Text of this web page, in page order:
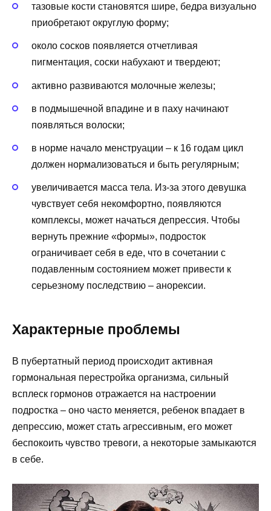
тазовые кости становятся шире, бедра визуально
приобретают округлую форму;
около сосков появляется отчетливая
пигментация, соски набухают и твердеют;
активно развиваются молочные железы;
в подмышечной впадине и в паху начинают
появляться волоски;
в норме начало менструации – к 16 годам цикл
должен нормализоваться и быть регулярным;
увеличивается масса тела. Из-за этого девушка
чувствует себя некомфортно, появляются
комплексы, может начаться депрессия. Чтобы
вернуть прежние «формы», подросток
ограничивает себя в еде, что в сочетании с
подавленным состоянием может привести к
серьезному последствию – анорексии.
Характерные проблемы
В пубертатный период происходит активная
гормональная перестройка организма, сильный
всплеск гормонов отражается на настроении
подростка – оно часто меняется, ребенок впадает в
депрессию, может стать агрессивным, его может
беспокоить чувство тревоги, а некоторые замыкаются
в себе.